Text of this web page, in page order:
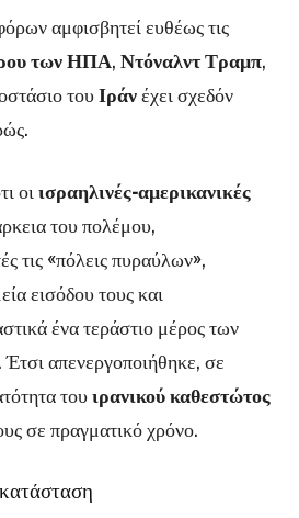
αμφισβητεί ευθέως τις
των ΗΠΑ, Ντόναλντ Τραμπ,
τουΙράνέχει σχεδόν
οιισραηλινές-αμερικανικές
του πολέμου,
τις «πόλεις πυραύλων»,
εισόδου τους και
ένα τεράστιο μέρος των
. Έτσι απενεργοποιήθηκε, σε
τουιρανικού καθεστώτος
σε πραγματικό χρόνο.